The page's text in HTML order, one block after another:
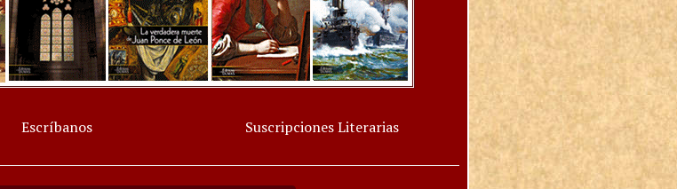
Escríbanos Suscripciones Literarias